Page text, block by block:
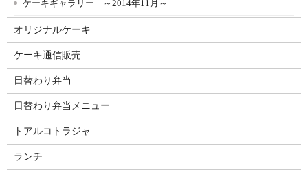
ケーキギャラリー ～2014年11月～
オリジナルケーキ
ケーキ通信販売
日替わり弁当
日替わり弁当メニュー
トアルコトラジャ
ランチ